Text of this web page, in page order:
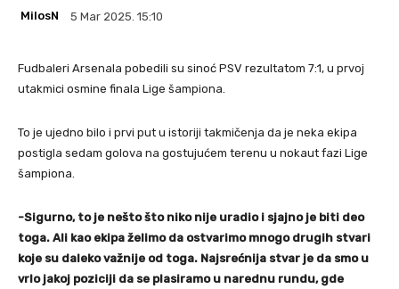
MilosN 5 Mar 2025. 15:10
Fudbaleri Arsenala pobedili su sinoć PSV rezultatom 7:1, u prvoj
utakmici osmine finala Lige šampiona.
To je ujedno bilo i prvi put u istoriji takmičenja da je neka ekipa
postigla sedam golova na gostujućem terenu u nokaut fazi Lige
šampiona.
-Sigurno, to je nešto što niko nije uradio i sjajno je biti deo
toga. Ali kao ekipa želimo da ostvarimo mnogo drugih stvari
koje su daleko važnije od toga. Najsrećnija stvar je da smo u
vrlo jakoj poziciji da se plasiramo u narednu rundu, gde